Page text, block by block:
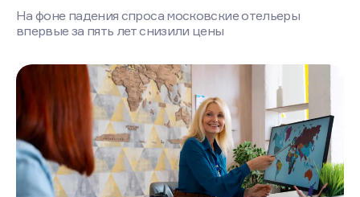
На фоне падения спроса московские отельеры
впервые за пять лет снизили цены